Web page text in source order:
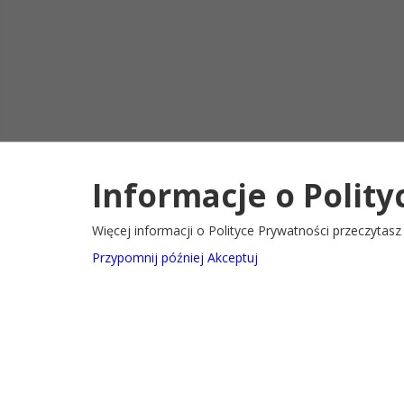
2022@ Oficjalny serwis internetowy Gminy Ryglice Deklaracja
Informacje o
Więcej informacji o Polityce Prywatności przeczytasz
Przypomnij później Akceptuj